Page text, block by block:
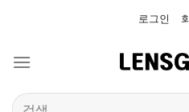
로그인
검